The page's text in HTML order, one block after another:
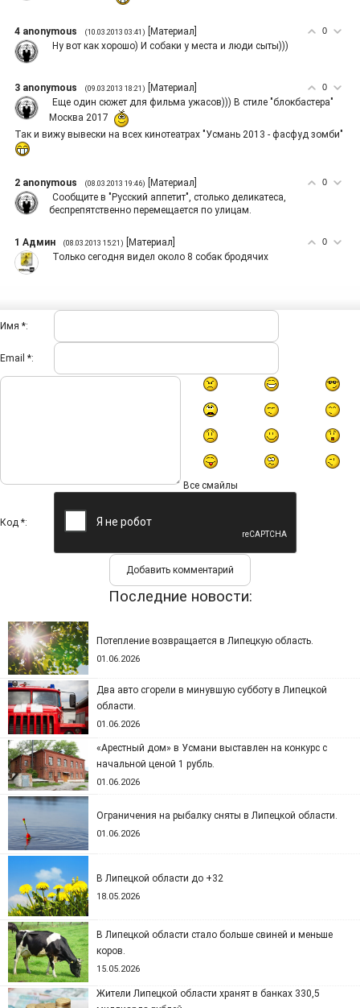
0
4 anonymous (10.03.2013 03:41) Материал
Ну вот как хорошо) И собаки у места и люди сыты)))
0
3 anonymous (09.03.2013 18:21) Материал
Еще один сюжет для фильма ужасов))) В стиле "блокбастера"
Москва 2017
Так и вижу вывески на всех кинотеатрах "Усмань 2013 - фасфуд зомби"
0
2 anonymous (08.03.2013 19:46) Материал
Сообщите в "Русский аппетит", столько деликатеса,
беспрепятственно перемещается по улицам.
0
1 Админ (08.03.2013 15:21) Материал
Только сегодня видел около 8 собак бродячих
Имя *:
Email *:
Все смайлы
Код *:
Последние новости:
Потепление возвращается в Липецкую область.
01.06.2026
Два авто сгорели в минувшую субботу в Липецкой
области.
01.06.2026
«Арестный дом» в Усмани выставлен на конкурс с
начальной ценой 1 рубль.
01.06.2026
Ограничения на рыбалку сняты в Липецкой области.
01.06.2026
В Липецкой области до +32
18.05.2026
В Липецкой области стало больше свиней и меньше
коров.
15.05.2026
Жители Липецкой области хранят в банках 330,5